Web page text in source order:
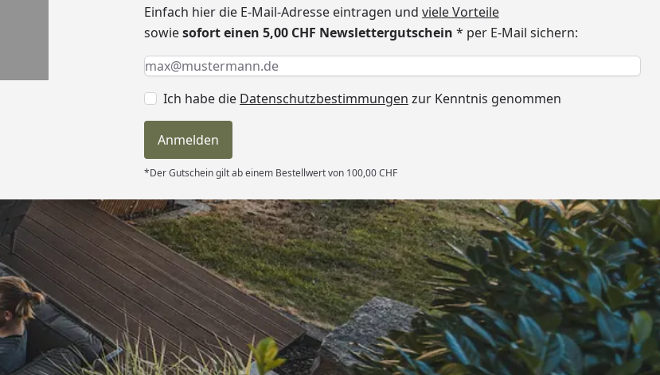
Einfach hier die E-Mail-Adresse eintragen und viele Vorteile
sowiesofort einen 5,00 CHF Newslettergutschein * per E-Mail sichern:
Keine Eingabe erforderlich
Eingabe erforderlich
E-Mail *
Ich habe die Datenschutzbestimmungen zur Kenntnis genommen
Anmelden
*Der Gutschein gilt ab einem Bestellwert von 100,00 CHF
Versand